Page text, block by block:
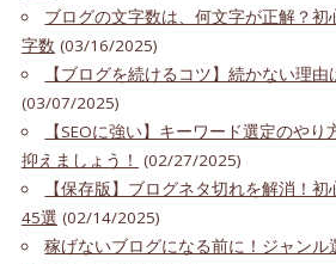
ブログの文字数は、何文字が正解？
字数 (03/16/2025)
【ブログを続けるコツ】続かない理由
(03/07/2025)
【SEOに強い】キーワード選定のや
抑えましょう！ (02/27/2025)
【保存版】ブログネタ切れを解消！
45選 (02/14/2025)
稼げないブログになる前に！ジャン